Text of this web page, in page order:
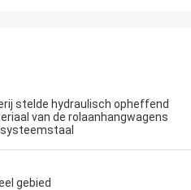
kan zijn!
stelde hydraulisch opheffend
van de rolaanhangwagens
gebied